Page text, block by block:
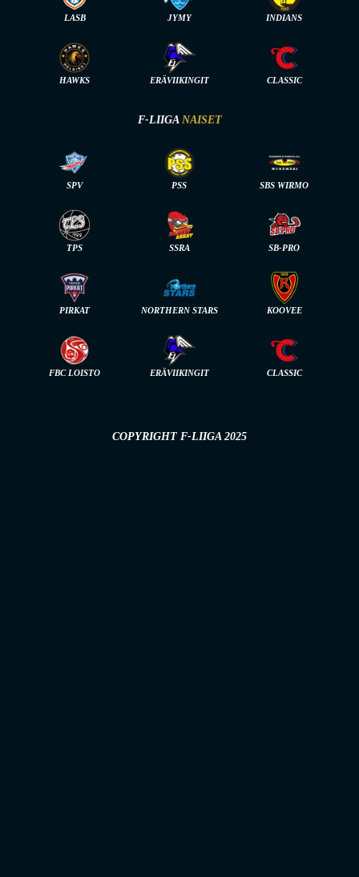
LASB JYMY INDIANS
HAWKS ERÄVIIKINGIT CLASSIC
F-LIIGA NAISET
SPV PSS SBS WIRMO
TPS SSRA SB-PRO
PIRKAT NORTHERN STARS KOOVEE
FBC LOISTO ERÄVIIKINGIT CLASSIC
COPYRIGHT F-LIIGA 2025